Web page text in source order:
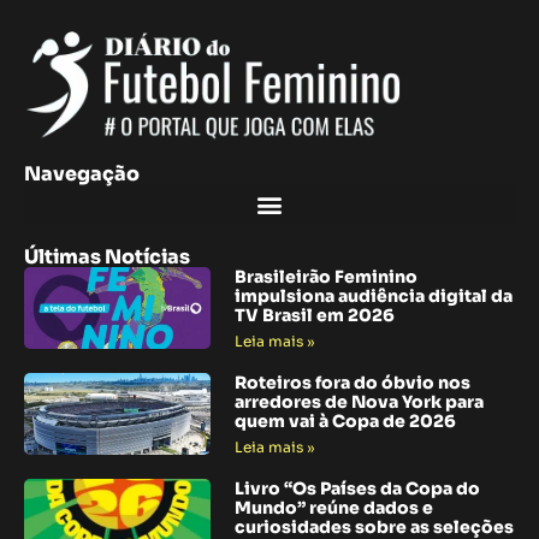
Navegação
Últimas Notícias
Brasileirão Feminino
impulsiona audiência digital da
TV Brasil em 2026
Leia mais »
Roteiros fora do óbvio nos
arredores de Nova York para
quem vai à Copa de 2026
Leia mais »
Livro “Os Países da Copa do
Mundo” reúne dados e
curiosidades sobre as seleções